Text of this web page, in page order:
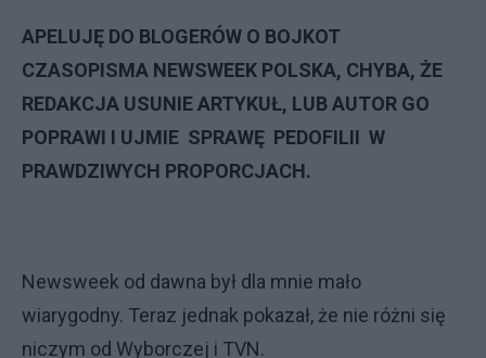
APELUJĘ DO BLOGERÓW O BOJKOT
CZASOPISMA NEWSWEEK POLSKA, CHYBA, ŻE
REDAKCJA USUNIE ARTYKUŁ, LUB AUTOR GO
POPRAWI I UJMIE SPRAWĘ PEDOFILII W
PRAWDZIWYCH PROPORCJACH.
Newsweek od dawna był dla mnie mało
wiarygodny. Teraz jednak pokazał, że nie różni się
niczym od Wyborczej i TVN.